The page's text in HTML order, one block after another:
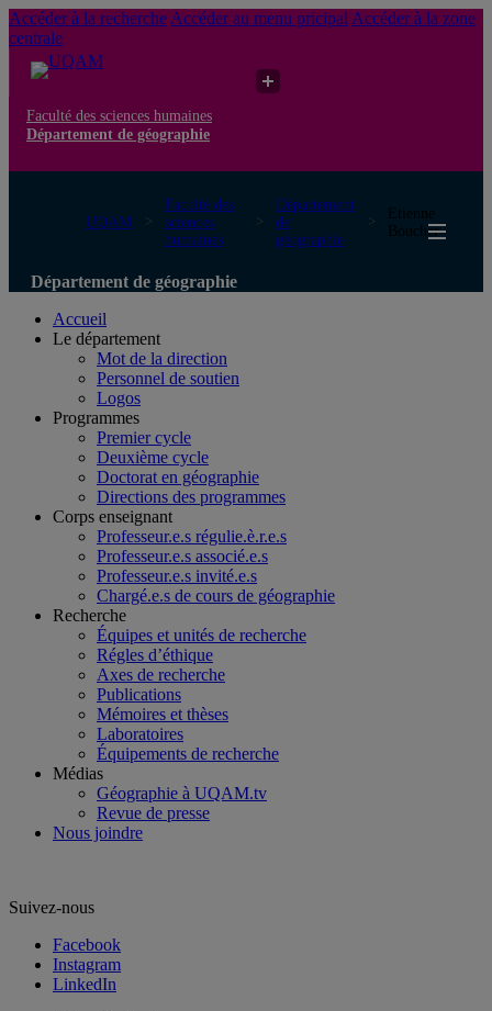
Accéder à la recherche Accéder au menu pricipal Accéder à la zone
centrale
Faculté des sciences humaines
Département de géographie
UQAM
Faculté des
sciences
humaines
Département
de
géographie
Etienne
Boucher
Département de géographie
Accueil
Le département
Mot de la direction
Personnel de soutien
Logos
Programmes
Premier cycle
Deuxième cycle
Doctorat en géographie
Directions des programmes
Corps enseignant
Professeur.e.s régulie.è.r.e.s
Professeur.e.s associé.e.s
Professeur.e.s invité.e.s
Chargé.e.s de cours de géographie
Recherche
Équipes et unités de recherche
Régles d’éthique
Axes de recherche
Publications
Mémoires et thèses
Laboratoires
Équipements de recherche
Médias
Géographie à UQAM.tv
Revue de presse
Nous joindre
Suivez-nous
Facebook
Instagram
LinkedIn